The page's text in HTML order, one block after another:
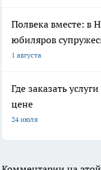
Полвека вместе: в
юбиляров
1 августа
Где заказать
цене
24 июля